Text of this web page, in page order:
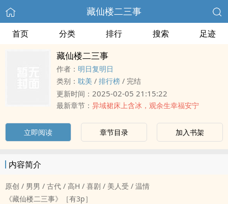
藏仙楼二三事
首页 分类 排行 搜索 足迹
藏仙楼二三事
作者： 明日复明日
类别： ‌‎耽‎‌美‍‎‌ / 排行榜 / 完结
更新时间： 2025-02-05 21:15:22
最新章节： 异域裙床上含冰，观余生幸福安宁
立即阅读 章节目录 加入书架
内容简介
原创 / ‌‎‌男‎‍男‍ / 古代 / ‎高‍H‎ / 喜剧 / ‎‌‎美‎人‍‎‎受‍ / 温情
《藏仙楼二三事》［有3p］